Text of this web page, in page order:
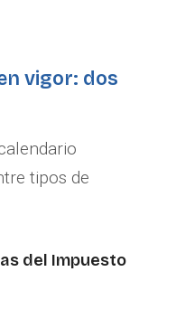
vigor: dos
tipos de
del Impuesto